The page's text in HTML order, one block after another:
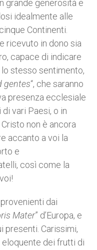
grande generosità e
idealmente alle
Continenti.
ricevuto in dono sia
capace di indicare
lo stesso sentimento,
gentes“, che saranno
presenza ecclesiale
vari Paesi, o in
non è ancora
accanto a voi la
e
così come la
dai
Mater” d’Europa, e
presenti. Carissimi,
dei frutti di